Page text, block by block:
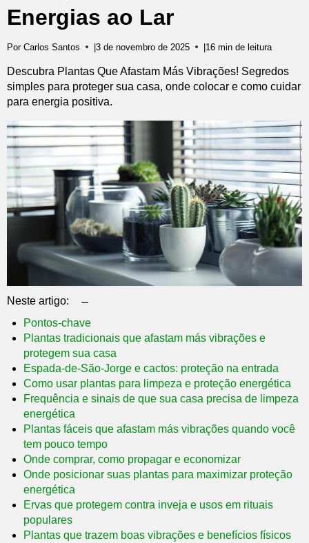
Energias ao Lar
Por Carlos Santos |3 de novembro de 2025 |16 min de leitura
Descubra Plantas Que Afastam Más Vibrações! Segredos
simples para proteger sua casa, onde colocar e como cuidar
para energia positiva.
Neste artigo: –
Pontos-chave
Plantas tradicionais que afastam más vibrações e
protegem sua casa
Espada-de-São-Jorge e cactos: proteção na entrada
Como usar plantas para limpeza e proteção energética
Frequência e sinais de que sua casa precisa de limpeza
energética
Plantas fáceis que afastam más vibrações quando você
tem pouco tempo
Onde comprar, como propagar e economizar
Onde posicionar suas plantas para maximizar proteção
energética
Ervas que protegem contra inveja e usos em rituais
populares
Plantas que trazem boas vibrações e benefícios físicos